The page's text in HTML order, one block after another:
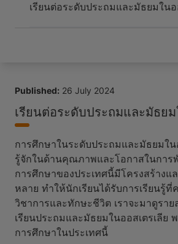
เรียนต่อระดับประถมและมัธยมในอ
Published: 26 July 2024
เรียนต่อระดับประถมและมัธยม
การศึกษาในระดับประถมและมัธยมใน
รู้จักในด้านคุณภาพและโอกาสในการ
การศึกษาของประเทศนี้มีโครงสร้าง
หลาย ทำให้นักเรียนได้รับการเรียนรู้
วิชาการและทักษะชีวิต เราจะมาดูราย
เรียนประถมและมัธยมในออสเตรเลีย
การศึกษาในประเทศนี้